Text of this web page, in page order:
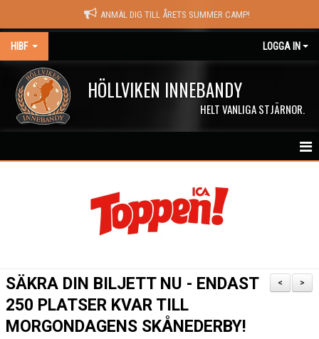
ANMÄL DIG TILL ÅRETS SUMMER CAMP!
HIBF LOGGA IN
HÖLLVIKEN INNEBANDY
HELT VANLIGA STJÄRNOR.
KALENDER
MEDLEMSKAP
>
<
SÄKRA DIN BILJETT NU - ENDAST
250 PLATSER KVAR TILL
MORGONDAGENS SKÅNEDERBY!